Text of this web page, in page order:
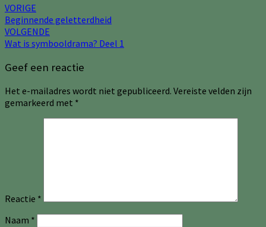
VORIGE
Beginnende geletterdheid
VOLGENDE
Wat is symbooldrama? Deel 1
Geef een reactie
Het e-mailadres wordt niet gepubliceerd. Vereiste velden zijn
gemarkeerd met *
Reactie *
Naam *